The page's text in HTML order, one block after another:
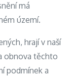
má
území.
hrají v naší
obnova těchto
podmínek a